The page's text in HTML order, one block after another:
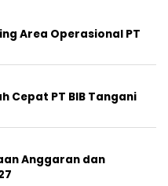
Area Operasional PT
Cepat PT BIB Tangani
Anggaran dan